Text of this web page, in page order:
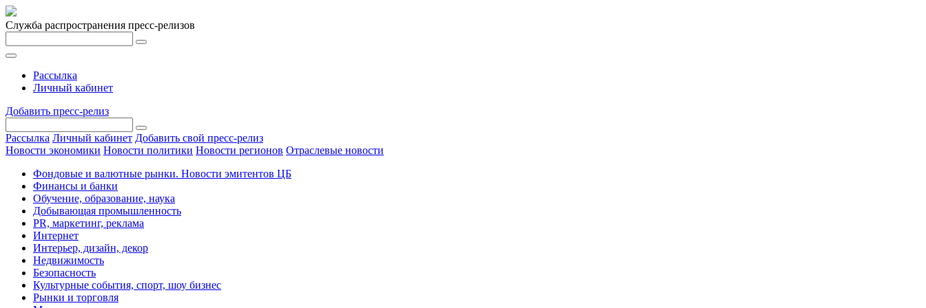
Служба распространения пресс-релизов
Рассылка
Личный кабинет
Добавить пресс-релиз
Рассылка Личный кабинет Добавить свой пресс-релиз
Новости экономики Новости политики Новости регионов Отраслевые новости
Фондовые и валютные рынки. Новости эмитентов ЦБ
Финансы и банки
Обучение, образование, наука
Добывающая промышленность
PR, маркетинг, реклама
Интернет
Интерьер, дизайн, декор
Недвижимость
Безопасность
Культурные события, спорт, шоу бизнес
Рынки и торговля